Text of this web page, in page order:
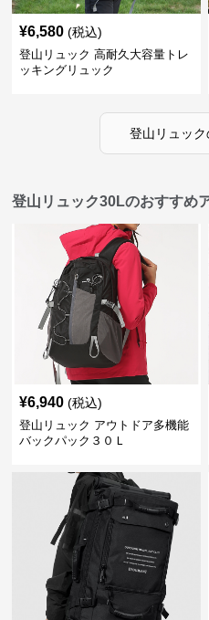
¥6,580 (税込)
登山リュック 高耐久大容量トレ
ッキングリュック
登山リュック
登山リュック30Lのおすすめ
¥6,940 (税込)
登山リュック アウトドア多機能
バックパック３０Ｌ